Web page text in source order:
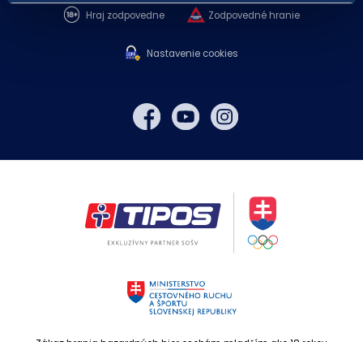
Hraj zodpovedne Zodpovedné hranie
Nastavenie cookies